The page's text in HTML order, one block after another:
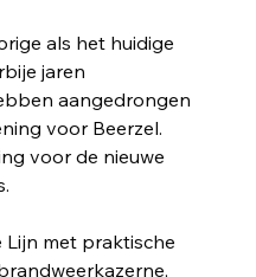
als het huidige
jaren
aangedrongen
voor Beerzel.
voor de nieuwe
Lijn met praktische